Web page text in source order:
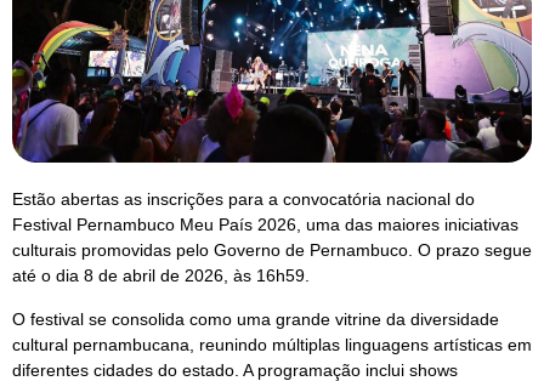
Estão abertas as inscrições para a convocatória nacional do
Festival Pernambuco Meu País 2026, uma das maiores iniciativas
culturais promovidas pelo Governo de Pernambuco. O prazo segue
até o dia 8 de abril de 2026, às 16h59.
O festival se consolida como uma grande vitrine da diversidade
cultural pernambucana, reunindo múltiplas linguagens artísticas em
diferentes cidades do estado. A programação inclui shows